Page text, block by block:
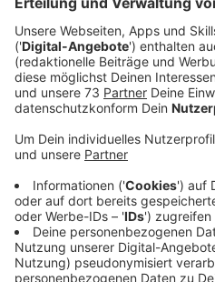
Veröffentlicht:Freitag,
Anzeige
Damit der neue Schnellbus
Minuten mehr Fahrtzeit.
ICE nach Berlin umsteigen
7 statt 12 Minuten Zeit.
Ab 31.01.2023 gilt: